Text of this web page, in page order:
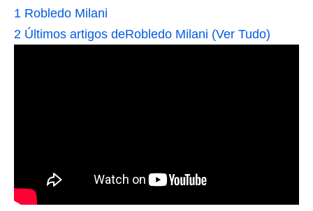
1 Robledo Milani
2 Últimos artigos deRobledo Milani (Ver Tudo)